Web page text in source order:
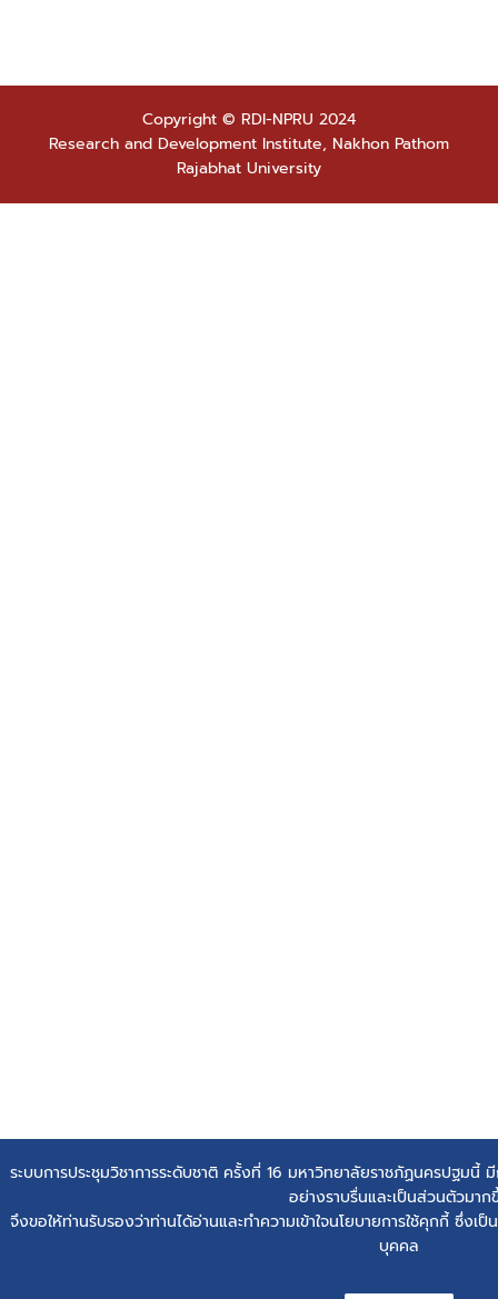
Copyright © RDI-NPRU 2024
Research and Development Institute, Nakhon Pathom
Rajabhat University
ระบบการประชุมวิชาการระดับชาติ ครั้งที่ 16 มหาวิทยาลัยราชภัฏนครปฐมนี้ มี
อย่างราบรื่นและเป็นส่วนตัวมาก
จึงขอให้ท่านรับรองว่าท่านได้อ่านและทำความเข้าใจนโยบายการใช้คุกกี้ ซึ่งเ
บุคคล